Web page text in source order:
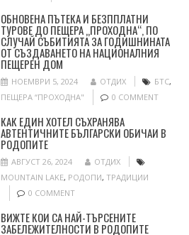
ОБНОВЕНА ПЪТЕКА И БЕЗППЛАТНИ
ТУРОВЕ ДО ПЕЩЕРА „ПРОХОДНА“, ПО
СЛУЧАЙ СЪБИТИЯТА ЗА ГОДИШНИНАТА
ОТ СЪЗДАВАНЕТО НА НАЦИОНАЛНИЯ
ПЕЩЕРЕН ДОМ
НОЕМВРИ 5, 2024 ОТДИХ БТС,
ПЕЩЕРА “ПРОХОДНА"
0 COMMENT
КАК ЕДИН ХОТЕЛ СЪХРАНЯВА
АВТЕНТИЧНИТЕ БЪЛГАРСКИ ОБИЧАИ В
РОДОПИТЕ
АВГУСТ 26, 2024
ОТДИХ
MOUNTAIN LAKE, РОДОПИ, ТРАДИЦИИ
0 COMMENT
ВИЖТЕ КОИ СА НАЙ-ТЪРСЕНИТЕ
ЗАБЕЛЕЖИТЕЛНОСТИ В РОДОПИТЕ